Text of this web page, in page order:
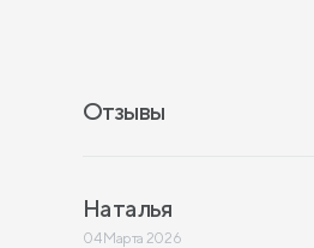
Отзывы
Наталья
04 Марта 2026